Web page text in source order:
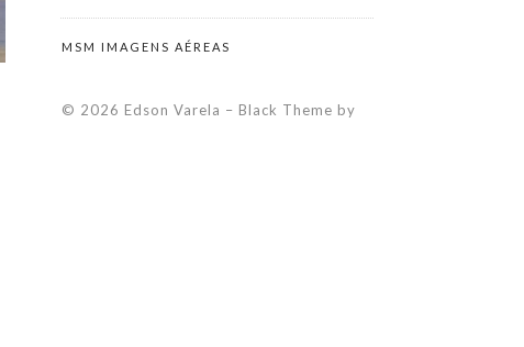
MSM IMAGENS AÉREAS
© 2026 Edson Varela – Black Theme by